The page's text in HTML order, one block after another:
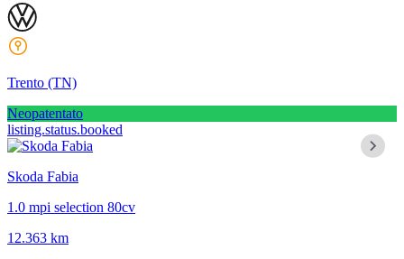
Trento (TN)
Neopatentato
listing.status.booked
Skoda Fabia
1.0 mpi selection 80cv
12.363 km